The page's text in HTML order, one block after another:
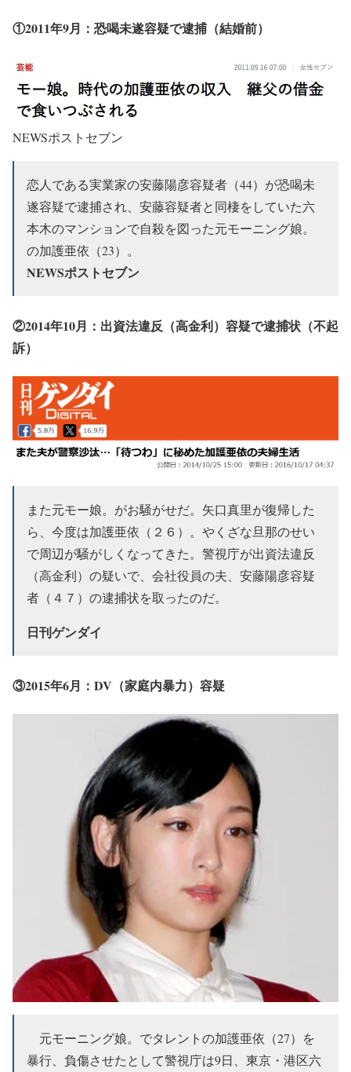
①2011年9月： 恐喝未遂容疑で逮捕（結婚前）
NEWSポストセブン
恋人である実業家の安藤陽彦容疑者（44）が恐喝未
遂容疑で逮捕され、安藤容疑者と同棲をしていた六
本木のマンションで自殺を図った元モーニング娘。
の加護亜依（23）。
NEWSポストセブン
②2014年10月： 出資法違反 （高金利）容疑で逮捕状（不起
訴）
また元モー娘。がお騒がせだ。矢口真里が復帰した
ら、今度は加護亜依（２６）。やくざな旦那のせい
で周辺が騒がしくなってきた。警視庁が出資法違反
（高金利）の疑いで、会社役員の夫、安藤陽彦容疑
者（４７）の逮捕状を取ったのだ。
日刊ゲンダイ
③2015年6月： DV（家庭内暴力）容疑
元モーニング娘。でタレントの加護亜依（27）を
暴行、負傷させたとして警視庁は9日、東京・港区六